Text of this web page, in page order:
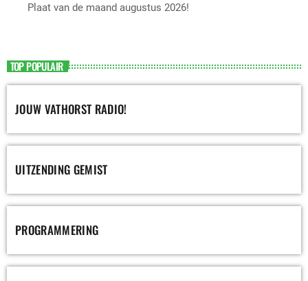
Plaat van de maand augustus 2026!
TOP POPULAIR
JOUW VATHORST RADIO!
UITZENDING GEMIST
PROGRAMMERING